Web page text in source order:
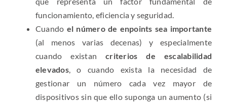
funcionamiento, eficiencia y seguridad.
Cuando el número de enpoints sea importante
(al menos varias decenas) y especialmente
cuando existancriterios de escalabilidad
elevados, o cuando exista la necesidad de
gestionar un número cada vez mayor de
dispositivos sin que ello suponga un aumento (si